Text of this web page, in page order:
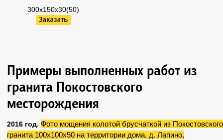
300х150х30(50)
Примеры выполненных работ из
гранита Покостовского
месторождения
2016 год. Фото мощения колотой брусчаткой из Покостовского
гранита 100х100х50 на территории дома, д. Лапино,